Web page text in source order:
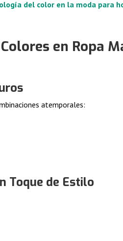
del color en la moda para
en Ropa
atemporales:
Toque de Estilo